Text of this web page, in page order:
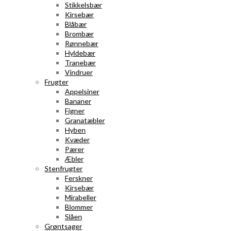
Stikkelsbær
Kirsebær
Blåbær
Brombær
Rønnebær
Hyldebær
Tranebær
Vindruer
Frugter
Appelsiner
Bananer
Figner
Granatæbler
Hyben
Kvæder
Pærer
Æbler
Stenfrugter
Ferskner
Kirsebær
Mirabeller
Blommer
Slåen
Grøntsager